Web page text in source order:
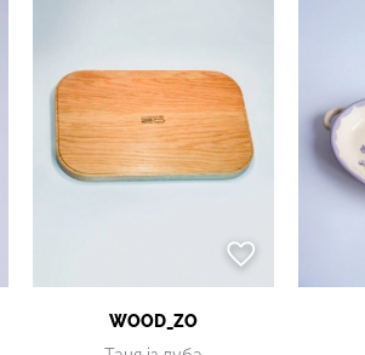
WOOD_ZO